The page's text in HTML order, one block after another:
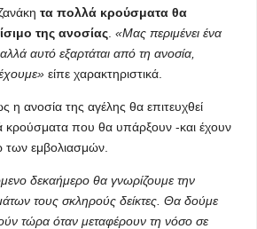
τα πολλά κρούσματα θα
της ανοσίας «Μας περιμένει ένα
αυτό εξαρτάται από τη ανοσία,
είπε χαρακτηριστικά.
η ανοσία της αγέλης θα επιτευχθεί
κρούσματα που θα υπάρξουν -και έχουν
των εμβολιασμών.
δεκαήμερο θα γνωρίζουμε την
τους σκληρούς δείκτες. Θα δούμε
τώρα όταν μεταφέρουν τη νόσο σε